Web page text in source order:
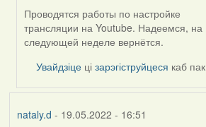
In
reply
to
Проводятся работы по настройке
трансляции на Youtube. Надеемся, на
следующей неделе вернётся.
Увайдзіце цізарэгіструйцеся каб
nataly.d - 19.05.2022 - 16:51